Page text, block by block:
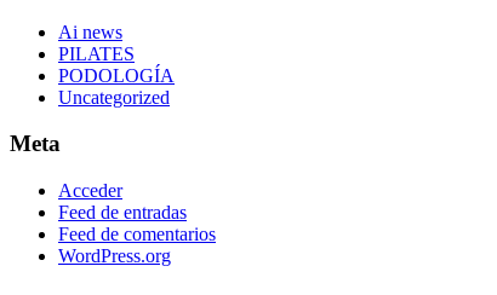
Ai news
PILATES
PODOLOGÍA
Uncategorized
Meta
Acceder
Feed de entradas
Feed de comentarios
WordPress.org